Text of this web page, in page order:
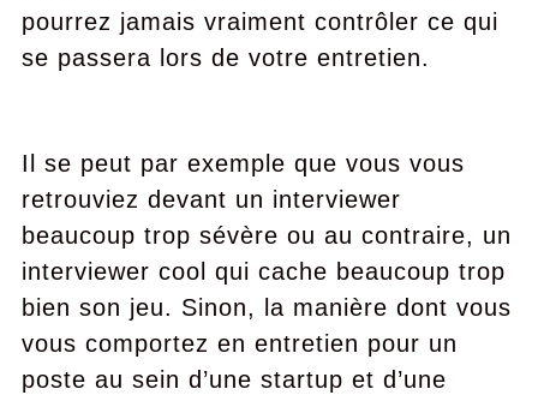
pourrez jamais vraiment contrôler ce qui
se passera lors de votre entretien.
Il se peut par exemple que vous vous
retrouviez devant un interviewer
beaucoup trop sévère ou au contraire, un
interviewer cool qui cache beaucoup trop
bien son jeu. Sinon, la manière dont vous
vous comportez en entretien pour un
poste au sein d’une startup et d’une